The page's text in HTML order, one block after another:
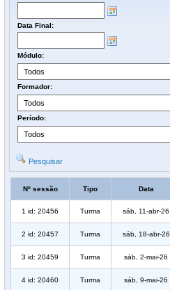
Data Final:
Módulo:
Formador:
Período:
Pesquisar
Nº sessão Tipo Data
1 id: 20456 Turma sáb, 11-abr-26
2 id: 20457 Turma sáb, 18-abr-26
3 id: 20459 Turma sáb, 2-mai-26
4 id: 20460 Turma sáb, 9-mai-26